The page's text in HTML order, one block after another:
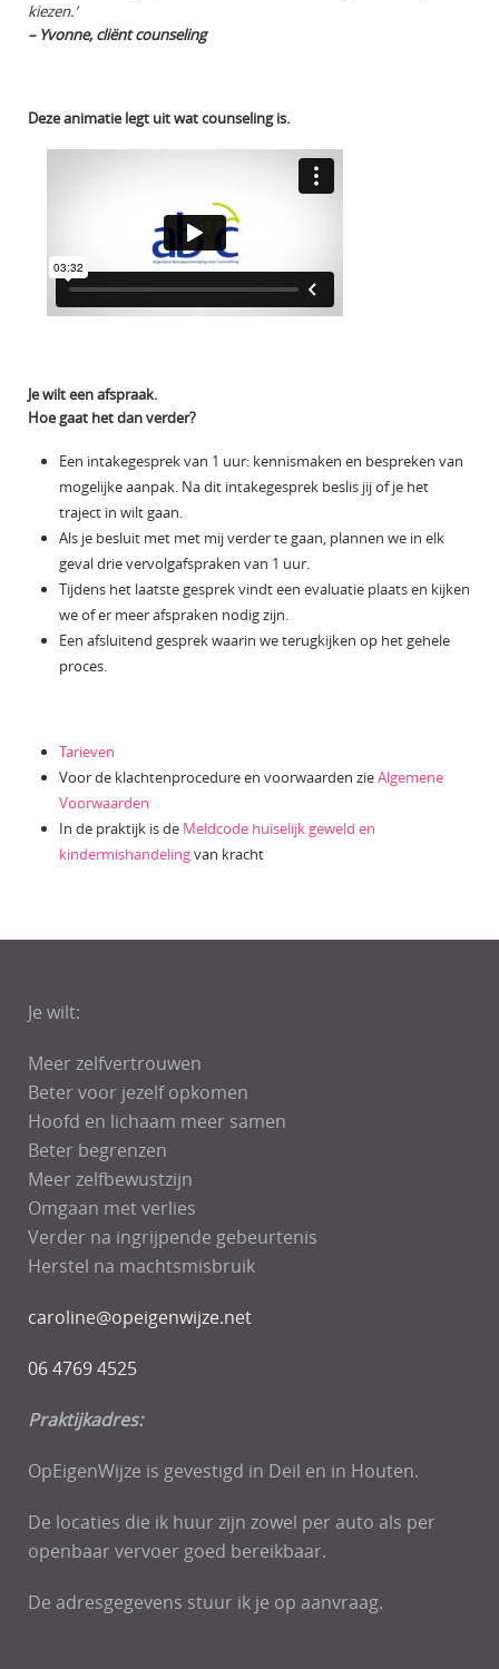
kiezen.’
– Yvonne, cliënt counseling
Deze animatie legt uit wat counseling is.
Je wilt een afspraak.
Hoe gaat het dan verder?
Een intakegesprek van 1 uur: kennismaken en bespreken van
mogelijke aanpak. Na dit intakegesprek beslis jij of je het
traject in wilt gaan.
Als je besluit met met mij verder te gaan, plannen we in elk
geval drie vervolgafspraken van 1 uur.
Tijdens het laatste gesprek vindt een evaluatie plaats en kijken
we of er meer afspraken nodig zijn.
Een afsluitend gesprek waarin we terugkijken op het gehele
proces.
Tarieven
Voor de klachtenprocedure en voorwaarden zieAlgemene
Voorwaarden
In de praktijk is de Meldcode huiselijk geweld en
kindermishandelingvan kracht
Je wilt:
Meer zelfvertrouwen
Beter voor jezelf opkomen
Hoofd en lichaam meer samen
Beter begrenzen
Meer zelfbewustzijn
Omgaan met verlies
Verder na ingrijpende gebeurtenis
Herstel na machtsmisbruik
caroline@opeigenwijze.net
06 4769 4525
Praktijkadres:
OpEigenWijze is gevestigd in Deil en in Houten.
De locaties die ik huur zijn zowel per auto als per
openbaar vervoer goed bereikbaar.
De adresgegevens stuur ik je op aanvraag.